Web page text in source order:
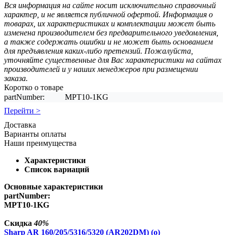
Вся информация на сайте носит исключительно справочный
характер, и не является публичной офертой. Информация о
товарах, их характеристиках и комплектации может быть
изменена производителем без предварительного уведомления,
а также содержать ошибки и не может быть основанием
для предъявления каких-либо претензий. Пожалуйста,
уточняйте существенные для Вас характеристики на сайтах
производителей и у наших менеджеров при размещении
заказа.
Коротко о товаре
partNumber:
MPT10-1KG
Перейти >
Доставка
Варианты оплаты
Наши преимущества
Характеристики
Список вариаций
Основные характеристики
partNumber:
MPT10-1KG
Скидка40%
Sharp AR 160/205/5316/5320 (AR202DM) (о)